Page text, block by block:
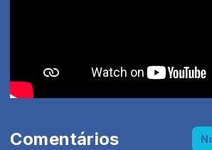
Comentários